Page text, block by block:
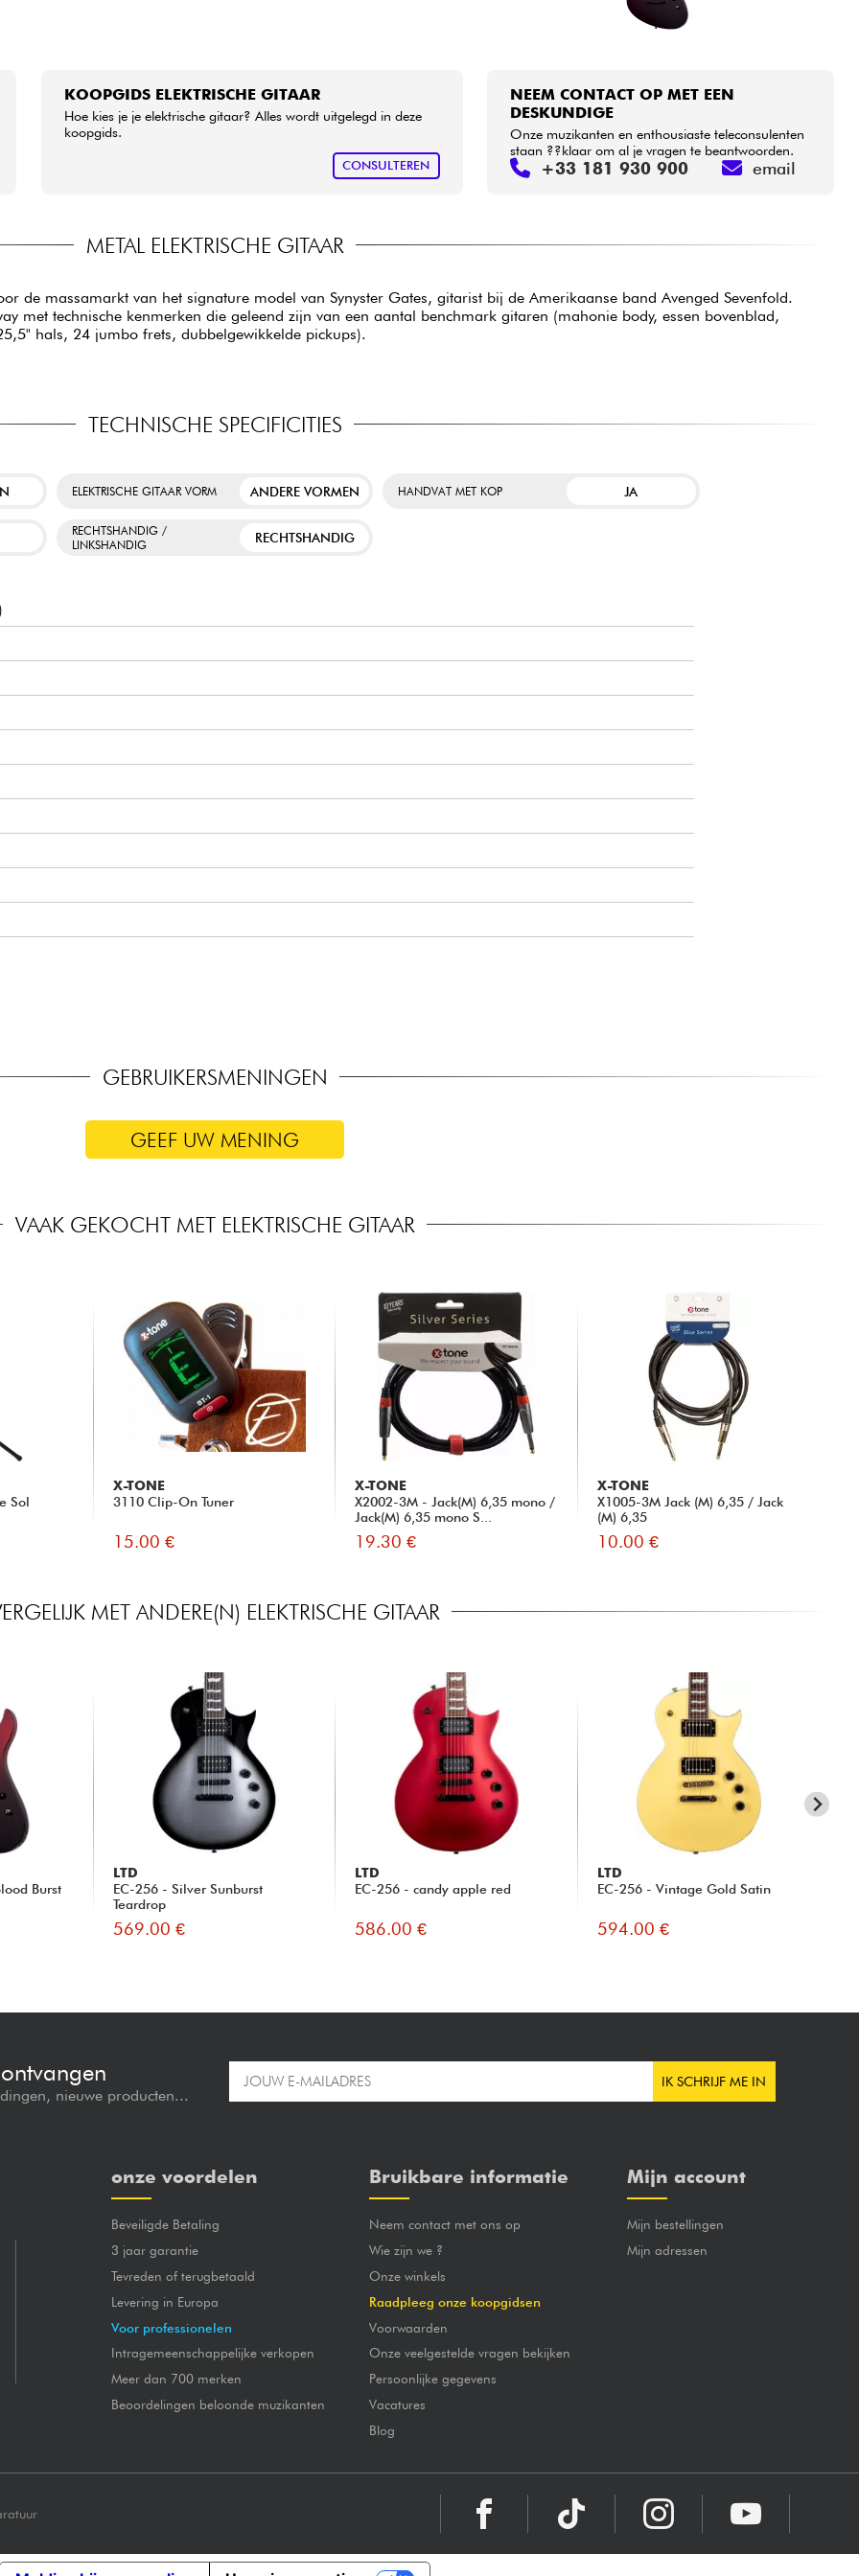
KOOPGIDS ELEKTRISCHE GITAAR
Hoe kies je je elektrische gitaar? Alles wordt uitgelegd in deze
koopgids.
CONSULTEREN
NEEM CONTACT OP MET EEN
DESKUNDIGE
Onze muzikanten en enthousiaste teleconsulenten
staan ??klaar om al je vragen te beantwoorden.
+33 181 930 900 email
METAL ELEKTRISCHE GITAAR
de massamarkt van het signature model van Synyster Gates, gitarist bij de Amerikaanse band Avenged Sevenfold.
met technische kenmerken die geleend zijn van een aantal benchmark gitaren (mahonie body, essen bovenblad,
hals, 24 jumbo frets, dubbelgewikkelde pickups).
TECHNISCHE SPECIFICITIES
ELEKTRISCHE GITAAR VORM ANDERE VORMEN HANDVAT MET KOP JA
RECHTSHANDIG /
LINKSHANDIG
RECHTSHANDIG
GEBRUIKERSMENINGEN
GEEF UW MENING
VAAK GEKOCHT MET ELEKTRISCHE GITAAR
Sol
X-TONE
3110 Clip-On Tuner
15.00 €
X-TONE
X2002-3M - Jack(M) 6,35 mono /
Jack(M) 6,35 mono S...
19.30 €
X-TONE
X1005-3M Jack (M) 6,35 / Jack
(M) 6,35
10.00 €
MET ANDERE(N) ELEKTRISCHE GITAAR
Burst
LTD
EC-256 - Silver Sunburst
Teardrop
569.00 €
LTD
EC-256 - candy apple red
586.00 €
LTD
EC-256 - Vintage Gold Satin
594.00 €
nieuwe producten...
IK SCHRIJF ME IN
onze voordelen
Beveiligde Betaling
3 jaar garantie
Tevreden of terugbetaald
Levering in Europa
Voor professionelen
Intragemeenschappelijke verkopen
Meer dan 700 merken
Beoordelingen beloonde muzikanten
Bruikbare informatie
Neem contact met ons op
Wie zijn we ?
Onze winkels
Raadpleeg onze koopgidsen
Voorwaarden
Onze veelgestelde vragen bekijken
Persoonlijke gegevens
Vacatures
Blog
Mijn account
Mijn bestellingen
Mijn adressen